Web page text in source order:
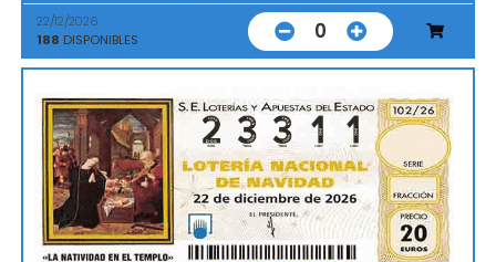
22/12/2026
188 DISPONIBLES 0